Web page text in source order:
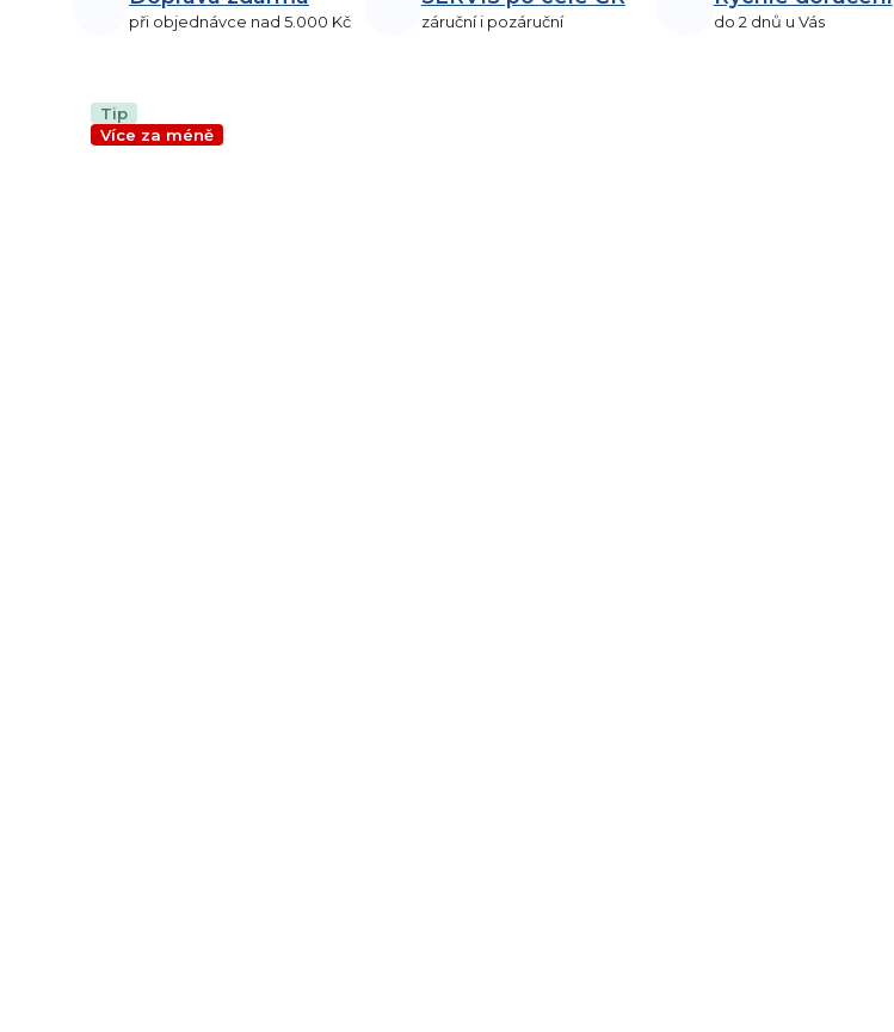
při objednávce nad 5.000 Kč záruční i pozáruční do 2 dnů u Vás
Tip
Více za méně